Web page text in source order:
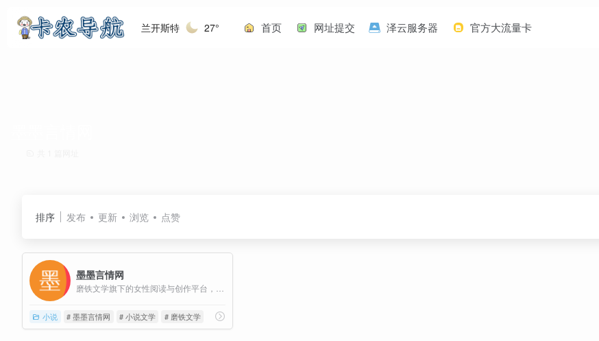
兰开斯特 27° 首页 网址提交 泽云服务器 官方大流量卡
排序 发布 更新 浏览 点赞
墨墨言情网
小说 # 墨墨言情网 # 小说文学 # 磨铁文学